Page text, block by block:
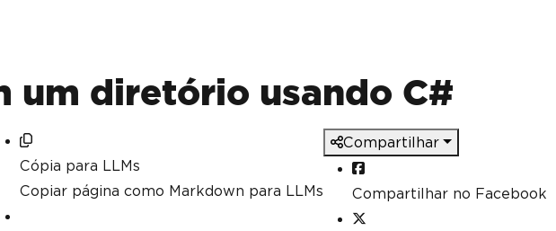
um diretório usando C#
Cópia para LLMs
Copiar página como Markdown para LLMs
Compartilhar
Compartilhar no Facebook